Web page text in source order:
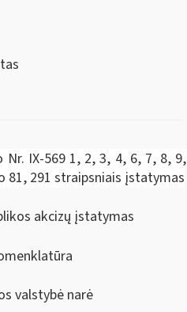
IX-569 1, 2, 3, 4, 6, 7, 8,
81, 291 straipsniais įstatymas
akcizų įstatymas
valstybė narė